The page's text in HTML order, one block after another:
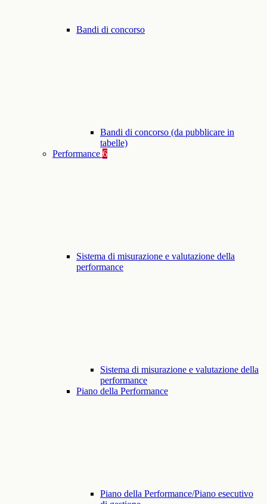
Bandi di concorso
Bandi di concorso (da pubblicare in
tabelle)
Performance 6
Sistema di misurazione e valutazione della
performance
Sistema di misurazione e valutazione della
performance
Piano della Performance
Piano della Performance/Piano esecutivo